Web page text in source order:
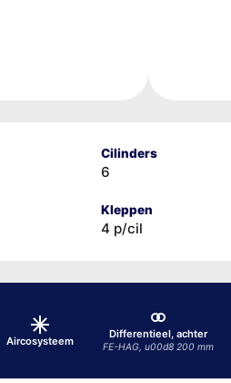
Cilinders
6
Kleppen
4 p/cil
Aircosysteem
Differentieel, achter
FE-HAG, u00d8 200 mm